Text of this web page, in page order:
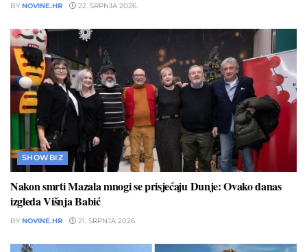
BY NOVINE.HR 22. SRPNJA 2026.
SHOWBIZ
Nakon smrti Mazala mnogi se prisjećaju Dunje: Ovako danas
izgleda Višnja Babić
BY NOVINE.HR 21. SRPNJA 2026.